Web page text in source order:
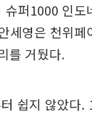
슈퍼1000 인도
세영은 천위
를 거뒀다.
쉽지 않았다.